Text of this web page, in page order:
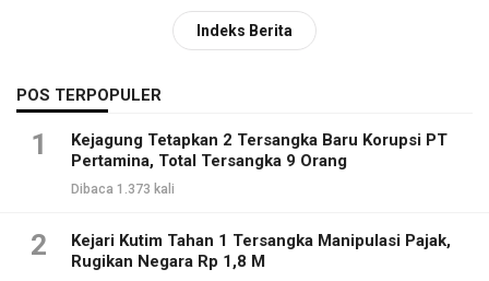
Indeks Berita
POS TERPOPULER
1
Kejagung Tetapkan 2 Tersangka Baru Korupsi PT
Pertamina, Total Tersangka 9 Orang
Dibaca 1.373 kali
2
Kejari Kutim Tahan 1 Tersangka Manipulasi Pajak,
Rugikan Negara Rp 1,8 M